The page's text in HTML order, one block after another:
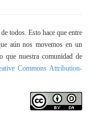
todos. Esto hace que entre
aún nos movemos en un
que nuestra comunidad de
Commons Attribution-